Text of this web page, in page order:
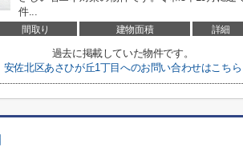
件...
間取り 建物面積 詳細
過去に掲載していた物件です。
安佐北区あさひが丘1丁目へのお問い合わせはこちら